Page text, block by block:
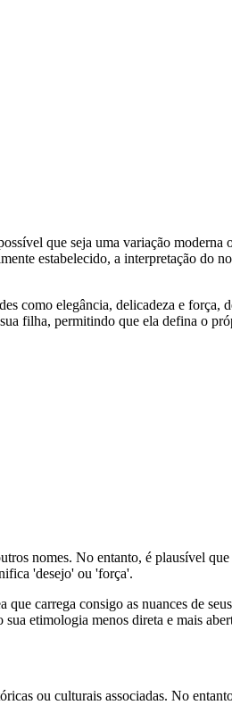
que seja uma variação
estabelecido, a interpretação do
como elegância, delicadeza e
filha, permitindo que ela defina o
nomes. No entanto, é plausível
'desejo' ou 'força'.
carrega consigo as nuances de
etimologia menos direta e mais
ou culturais associadas. No